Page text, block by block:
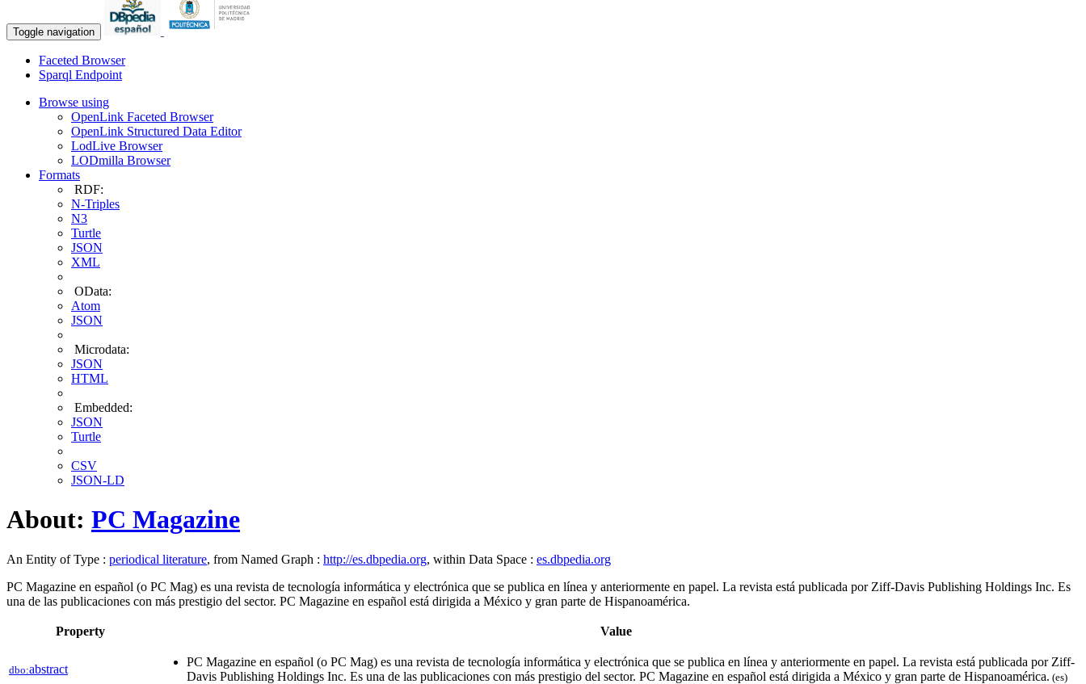
Toggle navigation
Faceted Browser
Sparql Endpoint
Browse using
OpenLink Faceted Browser
OpenLink Structured Data Editor
LodLive Browser
LODmilla Browser
Formats
RDF:
N-Triples
N3
Turtle
JSON
XML
OData:
Atom
JSON
Microdata:
JSON
HTML
Embedded:
JSON
Turtle
CSV
JSON-LD
About: PC Magazine
An Entity of Type : periodical literature, from Named Graph : http://es.dbpedia.org, within Data Space : es.dbpedia.org
PC Magazine en español (o PC Mag) es una revista de tecnología informática y electrónica que se publica en línea y anteriormente en papel. La revista está publicada por Ziff-Davis Publishing Holdings Inc. Es
una de las publicaciones con más prestigio del sector. PC Magazine en español está dirigida a México y gran parte de Hispanoamérica.
Property Value
dbo:abstract
PC Magazine en español (o PC Mag) es una revista de tecnología informática y electrónica que se publica en línea y anteriormente en papel. La revista está publicada por Ziff-
Davis Publishing Holdings Inc. Es una de las publicaciones con más prestigio del sector. PC Magazine en español está dirigida a México y gran parte de Hispanoamérica. (es)